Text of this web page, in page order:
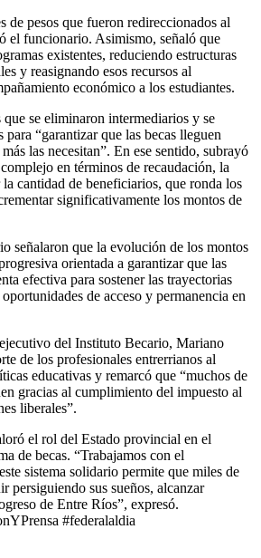
de pesos que fueron redireccionados al
el funcionario. Asimismo, señaló que
existentes, reduciendo estructuras
y reasignando esos recursos al
económico a los estudiantes.
se eliminaron intermediarios y se
“garantizar que las becas lleguen
las necesitan”. En ese sentido, subrayó
en términos de recaudación, la
cantidad de beneficiarios, que ronda los
significativamente los montos de
señalaron que la evolución de los montos
orientada a garantizar que las
efectiva para sostener las trayectorias
de acceso y permanencia en
del Instituto Becario, Mariano
de los profesionales entrerrianos al
educativas y remarcó que “muchos de
gracias al cumplimiento del impuesto al
liberales”.
el rol del Estado provincial en el
de becas. “Trabajamos con el
sistema solidario permite que miles de
persiguiendo sus sueños, alcanzar
de Entre Ríos”, expresó.
#federalaldia